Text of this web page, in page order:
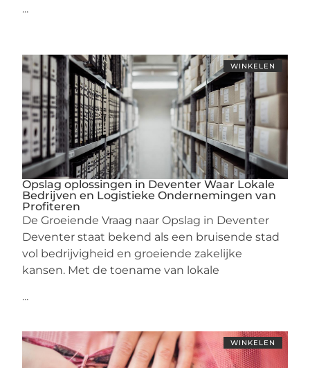
...
WINKELEN
Opslag oplossingen in Deventer Waar Lokale
Bedrijven en Logistieke Ondernemingen van
Profiteren
De Groeiende Vraag naar Opslag in Deventer
Deventer staat bekend als een bruisende stad
vol bedrijvigheid en groeiende zakelijke
kansen. Met de toename van lokale
...
WINKELEN